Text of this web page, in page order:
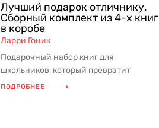
Лучший подарок отличнику.
Сборный комплект из 4-х книг
в коробе
Ларри Гоник
Подарочный набор книг для
школьников, который превратит
изучение сложных наук в
ПОДРОБНЕЕ